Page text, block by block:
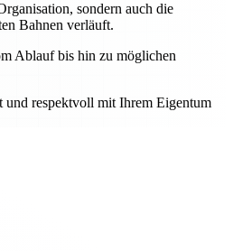
sondern auch die
Bahnen verläuft.
Ablauf bis hin zu möglichen
und respektvoll mit Ihrem Eigentum